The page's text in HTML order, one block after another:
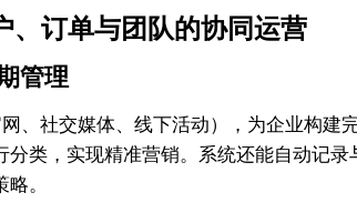
、订单与团队的协同运营
管理
、社交媒体、线下活动），为企业构
类，实现精准营销。系统还能自动记
。